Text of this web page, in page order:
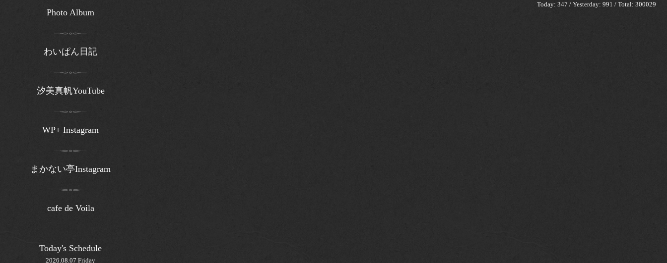
Today: 347 / Yesterday: 991 / Total: 300029
Photo Album
わいぱん日記
汐美真帆YouTube
WP+ Instagram
まかない亭Instagram
cafe de Voila
Today's Schedule
2026.08.07 Friday